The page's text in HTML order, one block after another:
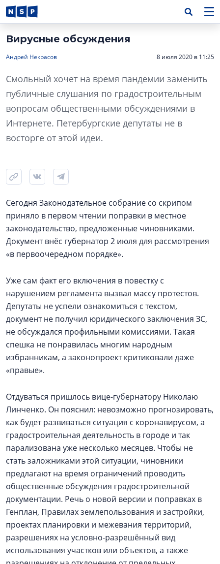
Вирусные обсуждения
Андрей Некрасов 8 июля 2020 в 11:25
Смольный хочет на время пандемии заменить
публичные слушания по градостроительным
вопросам общественными обсуждениями в
Интернете. Петербургские депутаты не в
восторге от этой идеи.
Сегодня Законодательное собрание со скрипом
приняло в первом чтении поправки в местное
законодательство, предложенные чиновниками.
Документ внёс губернатор 2 июля для рассмотрения
«в первоочередном порядке».
Уже сам факт его включения в повестку с
нарушением регламента вызвал массу протестов.
Депутаты не успели ознакомиться с текстом,
документ не получил юридического заключения ЗС,
не обсуждался профильными комиссиями. Такая
спешка не понравилась многим народным
избранникам, а законопроект критиковали даже
«правые».
Отдуваться пришлось вице-губернатору Николаю
Линченко. Он пояснил: невозможно прогнозировать,
как будет развиваться ситуация с коронавирусом, а
градостроительная деятельность в городе и так
парализована уже несколько месяцев. Чтобы не
стать заложниками этой ситуации, чиновники
предлагают на время ограничений проводить
общественные обсуждения градостроительной
документации. Речь о новой версии и поправках в
Генплан, Правилах землепользования и застройки,
проектах планировки и межевания территорий,
разрешениях на условно-разрешённый вид
использования участков или объектов, а также